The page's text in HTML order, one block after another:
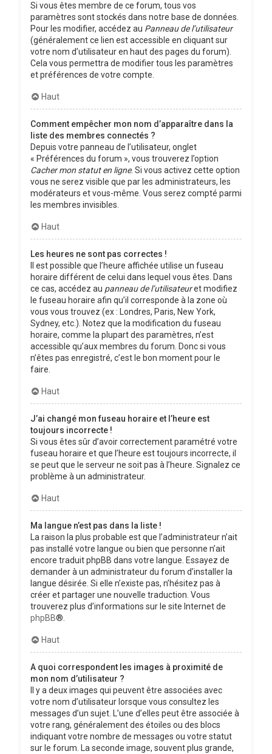
Si vous êtes membre de ce forum, tous vos
paramètres sont stockés dans notre base de données.
Pour les modifier, accédez au Panneau de l’utilisateur
(généralement ce lien est accessible en cliquant sur
votre nom d’utilisateur en haut des pages du forum).
Cela vous permettra de modifier tous les paramètres
et préférences de votre compte.
Haut
Comment empêcher mon nom d’apparaître dans la
liste des membres connectés ?
Depuis votre panneau de l’utilisateur, onglet
« Préférences du forum », vous trouverez l’option
Cacher mon statut en ligne. Si vous activez cette option
vous ne serez visible que par les administrateurs, les
modérateurs et vous-même. Vous serez compté parmi
les membres invisibles.
Haut
Les heures ne sont pas correctes !
Il est possible que l’heure affichée utilise un fuseau
horaire différent de celui dans lequel vous êtes. Dans
ce cas, accédez au panneau de l’utilisateuret modifiez
le fuseau horaire afin qu’il corresponde à la zone où
vous vous trouvez (ex : Londres, Paris, New York,
Sydney, etc.). Notez que la modification du fuseau
horaire, comme la plupart des paramètres, n’est
accessible qu’aux membres du forum. Donc si vous
n’êtes pas enregistré, c’est le bon moment pour le
faire.
Haut
J’ai changé mon fuseau horaire et l’heure est
toujours incorrecte !
Si vous êtes sûr d’avoir correctement paramétré votre
fuseau horaire et que l’heure est toujours incorrecte, il
se peut que le serveur ne soit pas à l’heure. Signalez ce
problème à un administrateur.
Haut
Ma langue n’est pas dans la liste !
La raison la plus probable est que l’administrateur n’ait
pas installé votre langue ou bien que personne n’ait
encore traduit phpBB dans votre langue. Essayez de
demander à un administrateur du forum d’installer la
langue désirée. Si elle n’existe pas, n’hésitez pas à
créer et partager une nouvelle traduction. Vous
trouverez plus d’informations sur le site Internet de
phpBB®.
Haut
A quoi correspondent les images à proximité de
mon nom d’utilisateur ?
Il y a deux images qui peuvent être associées avec
votre nom d’utilisateur lorsque vous consultez les
messages d’un sujet. L’une d’elles peut être associée à
votre rang, généralement des étoiles ou des blocs
indiquant votre nombre de messages ou votre statut
sur le forum. La seconde image, souvent plus grande,